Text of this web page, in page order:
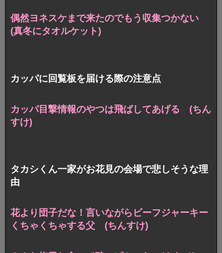
偶然ヨネスケまで来たのでもう収集つかない
(真冬にタオルケット)
カッパに回覧板を届ける際の注意点
カッパ目撃情報のやつは飛ばしてあげる (ちん
すけ)
タカシくん一家がお花見の会場で悲しそうな理
由
花より団子だな！言いながら ビーフジャーキー
くちゃくちゃする父 (ちんすけ)